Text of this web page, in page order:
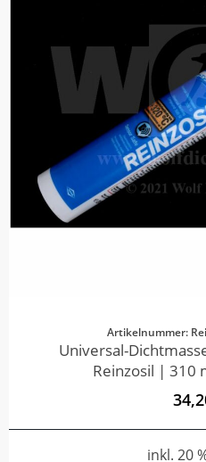
Artikelnummer:
Universal-
Reinzosil | 310
inkl. 20